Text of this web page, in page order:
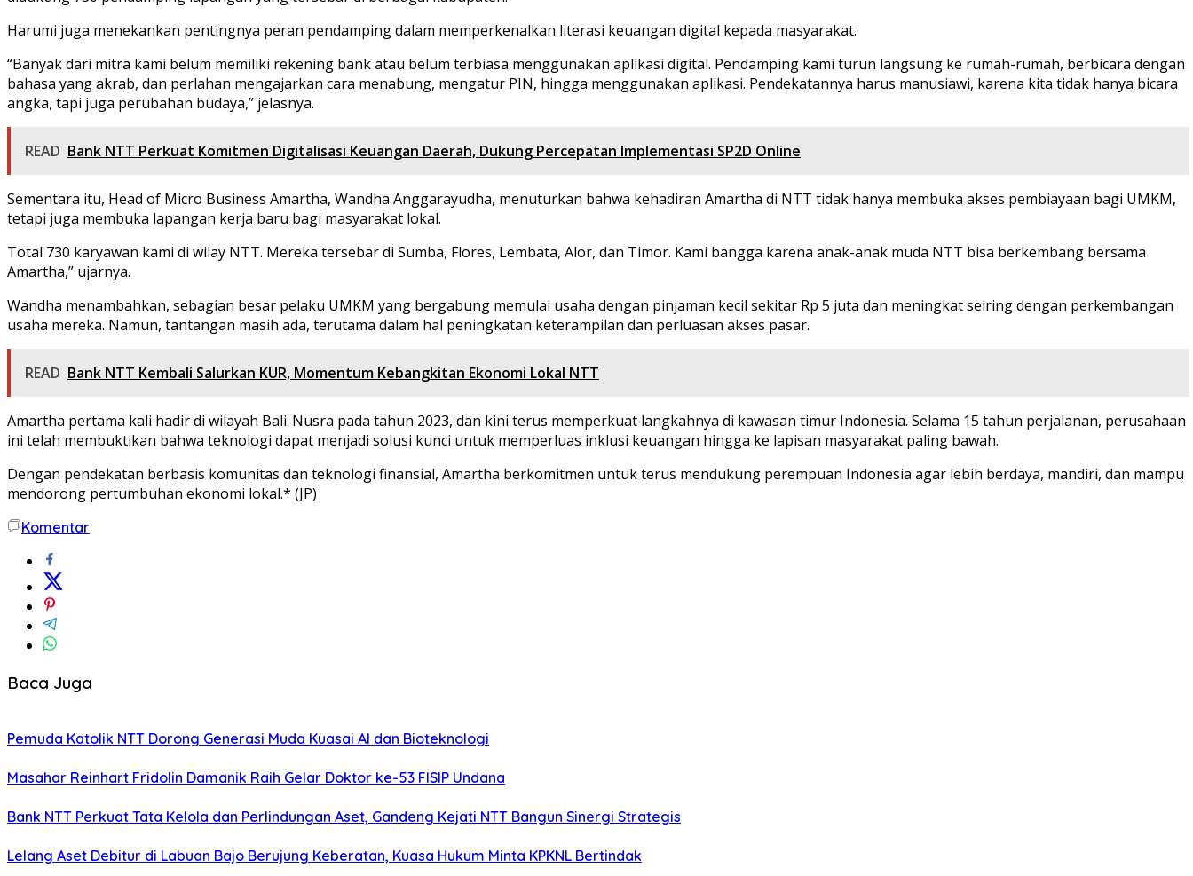
Harumi juga menekankan pentingnya peran pendamping dalam memperkenalkan literasi keuangan digital kepada masyarakat.
“Banyak dari mitra kami belum memiliki rekening bank atau belum terbiasa menggunakan aplikasi digital. Pendamping kami turun langsung ke rumah-rumah, berbicara dengan
bahasa yang akrab, dan perlahan mengajarkan cara menabung, mengatur PIN, hingga menggunakan aplikasi. Pendekatannya harus manusiawi, karena kita tidak hanya bicara
angka, tapi juga perubahan budaya,” jelasnya.
READ Bank NTT Perkuat Komitmen Digitalisasi Keuangan Daerah, Dukung Percepatan Implementasi SP2D Online
Sementara itu, Head of Micro Business Amartha, Wandha Anggarayudha, menuturkan bahwa kehadiran Amartha di NTT tidak hanya membuka akses pembiayaan bagi UMKM,
tetapi juga membuka lapangan kerja baru bagi masyarakat lokal.
Total 730 karyawan kami di wilay NTT. Mereka tersebar di Sumba, Flores, Lembata, Alor, dan Timor. Kami bangga karena anak-anak muda NTT bisa berkembang bersama
Amartha,” ujarnya.
Wandha menambahkan, sebagian besar pelaku UMKM yang bergabung memulai usaha dengan pinjaman kecil sekitar Rp 5 juta dan meningkat seiring dengan perkembangan
usaha mereka. Namun, tantangan masih ada, terutama dalam hal peningkatan keterampilan dan perluasan akses pasar.
READ Bank NTT Kembali Salurkan KUR, Momentum Kebangkitan Ekonomi Lokal NTT
Amartha pertama kali hadir di wilayah Bali-Nusra pada tahun 2023, dan kini terus memperkuat langkahnya di kawasan timur Indonesia. Selama 15 tahun perjalanan, perusahaan
ini telah membuktikan bahwa teknologi dapat menjadi solusi kunci untuk memperluas inklusi keuangan hingga ke lapisan masyarakat paling bawah.
Dengan pendekatan berbasis komunitas dan teknologi finansial, Amartha berkomitmen untuk terus mendukung perempuan Indonesia agar lebih berdaya, mandiri, dan mampu
mendorong pertumbuhan ekonomi lokal.* (JP)
Komentar
Baca Juga
Pemuda Katolik NTT Dorong Generasi Muda Kuasai AI dan Bioteknologi
Masahar Reinhart Fridolin Damanik Raih Gelar Doktor ke-53 FISIP Undana
Bank NTT Perkuat Tata Kelola dan Perlindungan Aset, Gandeng Kejati NTT Bangun Sinergi Strategis
Lelang Aset Debitur di Labuan Bajo Berujung Keberatan, Kuasa Hukum Minta KPKNL Bertindak